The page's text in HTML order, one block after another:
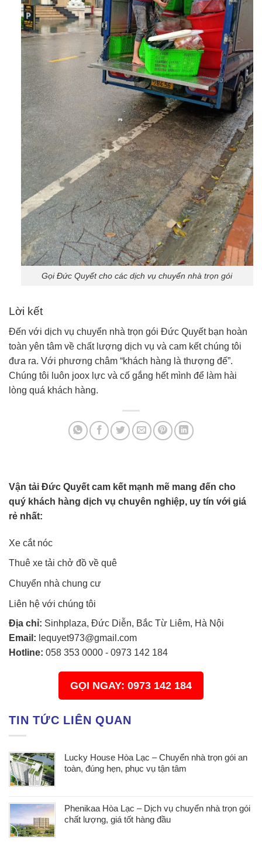
Gọi Đức Quyết cho các dịch vụ chuyển nhà trọn gói
Lời kết
Đến với dịch vụ chuyển nhà trọn gói Đức Quyết bạn hoàn
toàn yên tâm về chất lượng dịch vụ và cam kết chúng tôi
đưa ra. Với phương châm “khách hàng là thượng đế”.
Chúng tôi luôn joox lực và cố gắng hết mình để làm hài
lòng quá khách hàng.
Vận tải Đức Quyết cam kết mạnh mẽ mang đến cho
quý khách hàng dịch vụ chuyên nghiệp, uy tín với giá
rẻ nhất:
Xe cắt nóc
Thuê xe tải chở đồ về quê
Chuyển nhà chung cư
Liên hệ với chúng tôi
Địa chỉ: Sinhplaza, Đức Diễn, Bắc Từ Liêm, Hà Nội
Email: lequyet973@gmail.com
Hotline: 058 353 0000 - 0973 142 184
GỌI NGAY: 0973 142 184
TIN TỨC LIÊN QUAN
Lucky House Hòa Lạc – Chuyển nhà trọn gói an
toàn, đúng hẹn, phục vụ tận tâm
Phenikaa Hòa Lạc – Dịch vụ chuyển nhà trọn gói
chất lượng, giá tốt hàng đầu